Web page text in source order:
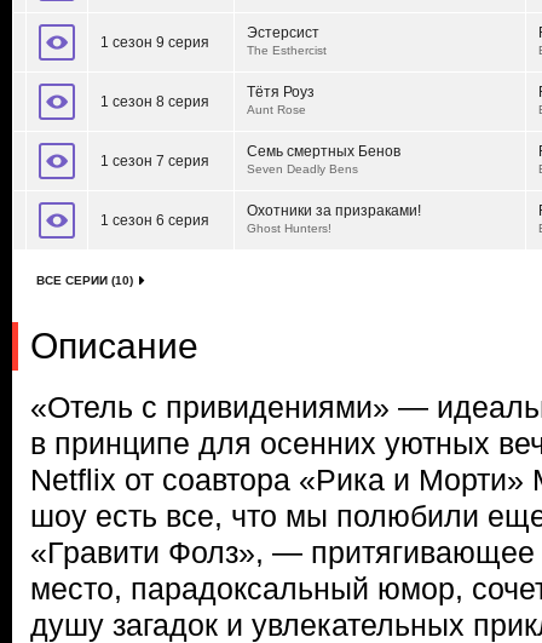
1 сезон 9 серия
Эстерсист
The Esthercist
1 сезон 8 серия
Тётя Роуз
Aunt Rose
1 сезон 7 серия
Семь смертных Бенов
Seven Deadly Bens
1 сезон 6 серия
Охотники за призраками!
Ghost Hunters!
ВСЕ СЕРИИ (10)
Описание
«Отель с привидениями» —
в принципе для осенних уютных
Netflix от соавтора «Рика и
шоу есть все, что мы полюбили
«Гравити Фолз», — притягивающее
место, парадоксальный юмор,
душу загадок и увлекательных